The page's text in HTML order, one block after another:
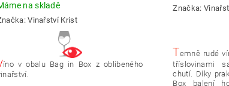
na skladě
Vinařství Krist
íno v obalu Bag in Box z oblíbeného
Značka:
Temně rudé
tříslovinami
chutí. Díky
Box balení